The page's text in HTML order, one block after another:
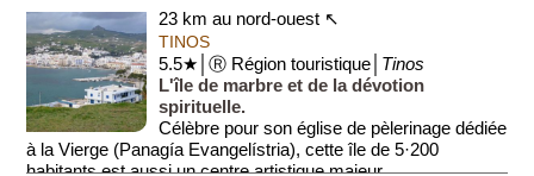
23 km au nord-ouest ↖
TINOS
5.5★│Ⓡ Région touristique│ Tinos
L'île de marbre et de la dévotion
spirituelle.
Célèbre pour son église de pèlerinage dédiée
à la Vierge (Panagía Evangelístria), cette île de 5·200
habitants est aussi un centre artistique majeur....